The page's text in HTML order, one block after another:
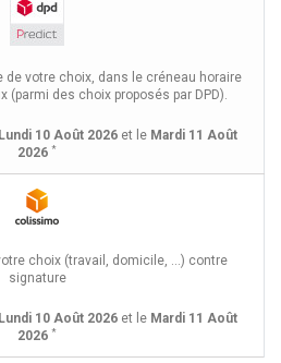
de votre choix, dans le créneau horaire
(parmi des choix proposés par DPD).
Lundi 10 Août 2026et le Mardi 11 Août
2026 *
choix (travail, domicile, ...) contre
signature
Lundi 10 Août 2026et le Mardi 11 Août
2026 *